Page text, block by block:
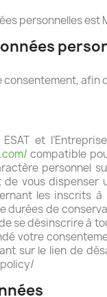
personnelles est
consentement,
et
compatible
personnel
vous dispenser
les inscrits
durées de
se désinscrire à
votre
sur le lien de